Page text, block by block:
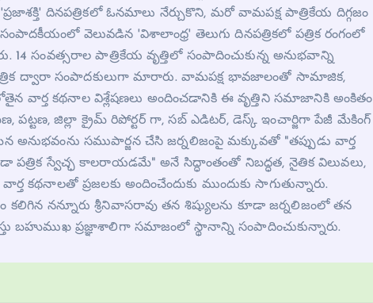
దినపత్రికలో ఓనమాలు నేర్చుకొని, మరో వామపక్ష పాత్రికేయ దిగ్గజం
వెలువడిన 'విశాలాంధ్ర' తెలుగు దినపత్రికలో పత్రిక రంగంలో
14 సంవత్సరాల పాత్రికేయ వృత్తిలో సంపాదించుకున్న అనుభవాన్ని
ద్వారా సంపాదకులుగా మారారు. వామపక్ష భావజాలంతో సామాజిక,
వార్త కథనాల విశ్లేషణలు అందించడానికి ఈ వృత్తిని సమాజానికి అంకితం
పట్టణ, జిల్లా క్రైమ్ రిపోర్టర్ గా, సబ్ ఎడిటర్, డెస్క్ ఇంచార్జిగా పేజీ మేకింగ్
సముపార్జన చేసి జర్నలిజంపై మక్కువతో "తప్పుడు వార్త
పత్రిక స్వేచ్ఛ కాలరాయడమే" అనే సిద్ధాంతంతో నిబద్ధత, నైతిక విలువలు,
కథనాలతో ప్రజలకు అందించేందుకు ముందుకు సాగుతున్నారు.
కలిగిన నన్నూరు శ్రీనివాసరావు తన శిష్యులను కూడా జర్నలిజంలో తన
బహుముఖ ప్రజ్ఞాశాలిగా సమాజంలో స్థానాన్ని సంపాదించుకున్నారు.